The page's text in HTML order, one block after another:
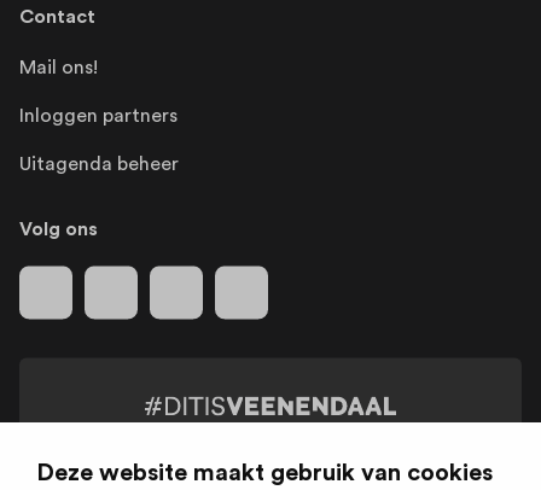
Deze website maakt gebruik van cookies
Contact
Mail ons!
Inloggen partners
Uitagenda beheer
Volg ons